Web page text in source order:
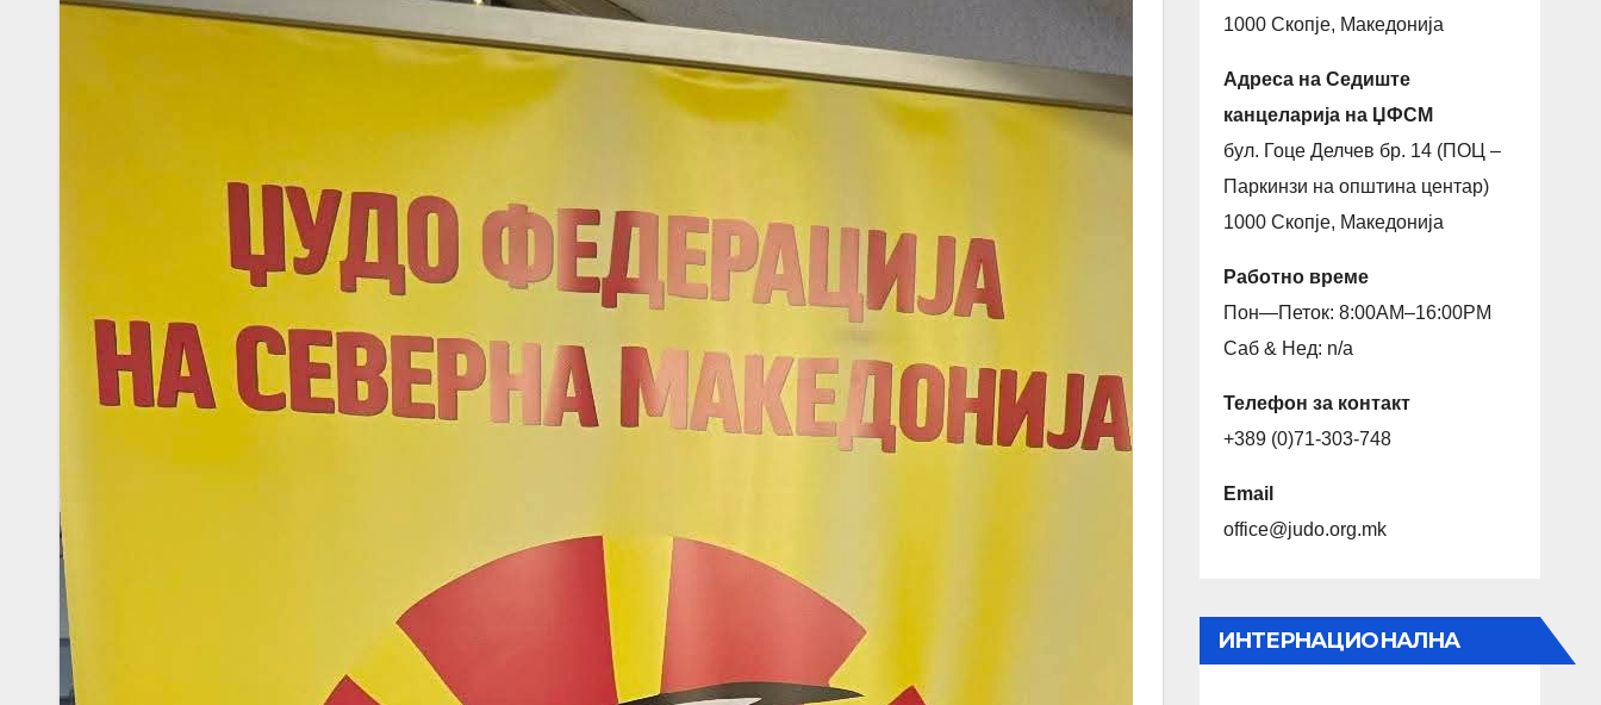
1000 Скопје, Македонија
Адреса на Седиште
канцеларија на ЏФСМ
бул. Гоце Делчев бр. 14 (ПОЦ –
Паркинзи на општина центар)
1000 Скопје, Македонија
Работно време
Пон—Петок: 8:00AM–16:00PM
Саб & Нед: n/a
Телефон за контакт
+389 (0)71-303-748
Email
office@judo.org.mk
ИНТЕРНАЦИОНАЛНА